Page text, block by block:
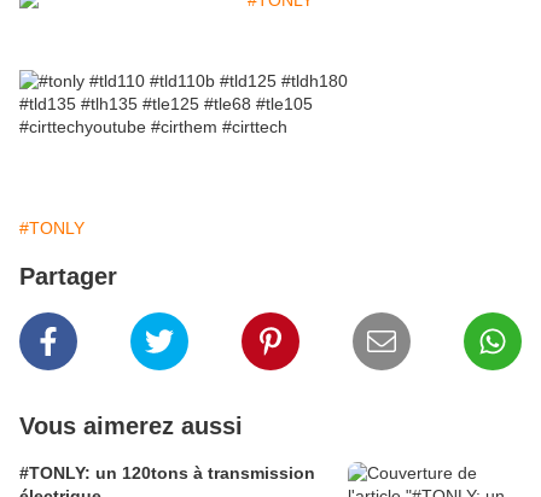
#TONLY
Partager
Vous aimerez aussi
#TONLY: un 120tons à transmission